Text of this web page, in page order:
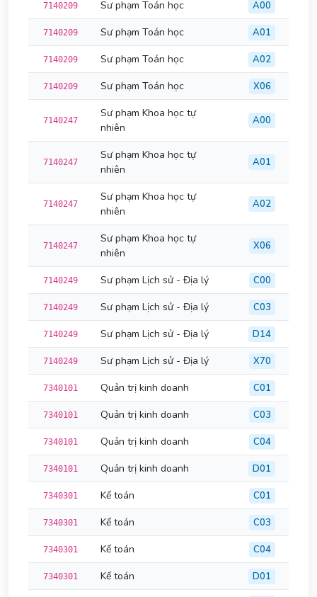
7140209 Sư phạm Toán học A00
7140209 Sư phạm Toán học A01
7140209 Sư phạm Toán học A02
7140209 Sư phạm Toán học X06
7140247
Sư phạm Khoa học tự
nhiên
A00
7140247
Sư phạm Khoa học tự
nhiên
A01
7140247
Sư phạm Khoa học tự
nhiên
A02
7140247
Sư phạm Khoa học tự
nhiên
X06
7140249 Sư phạm Lịch sử - Địa lý C00
7140249 Sư phạm Lịch sử - Địa lý C03
7140249 Sư phạm Lịch sử - Địa lý D14
7140249 Sư phạm Lịch sử - Địa lý X70
7340101 Quản trị kinh doanh C01
7340101 Quản trị kinh doanh C03
7340101 Quản trị kinh doanh C04
7340101 Quản trị kinh doanh D01
7340301 Kế toán C01
7340301 Kế toán C03
7340301 Kế toán C04
7340301 Kế toán D01